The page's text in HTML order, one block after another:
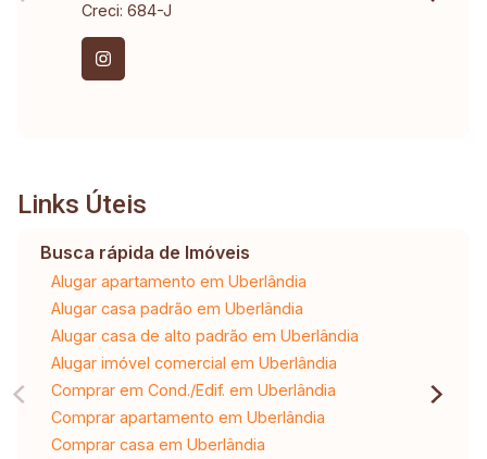
Creci: 684-J
Links Úteis
Busca rápida de Imóveis
Alugar apartamento em Uberlândia
Alugar casa padrão em Uberlândia
Alugar casa de alto padrão em Uberlândia
Alugar imóvel comercial em Uberlândia
Comprar em Cond./Edif. em Uberlândia
Comprar apartamento em Uberlândia
Comprar casa em Uberlândia